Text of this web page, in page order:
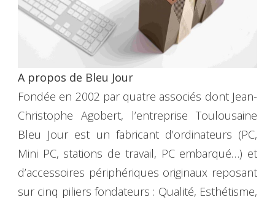
A propos de Bleu Jour
Fondée en 2002 par quatre associés dont Jean-
Christophe Agobert, l’entreprise Toulousaine
Bleu Jour est un fabricant d’ordinateurs (PC,
Mini PC, stations de travail, PC embarqué…) et
d’accessoires périphériques originaux reposant
sur cinq piliers fondateurs : Qualité, Esthétisme,